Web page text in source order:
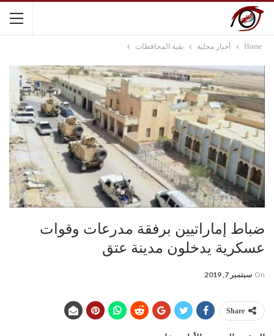
Home أخبار محلية بقية المحافظات
ضباط إماراتيين برفقة مدرعات وقوات
عسكرية يدخلون مدينة عتق
On سبتمبر 7, 2019
Share